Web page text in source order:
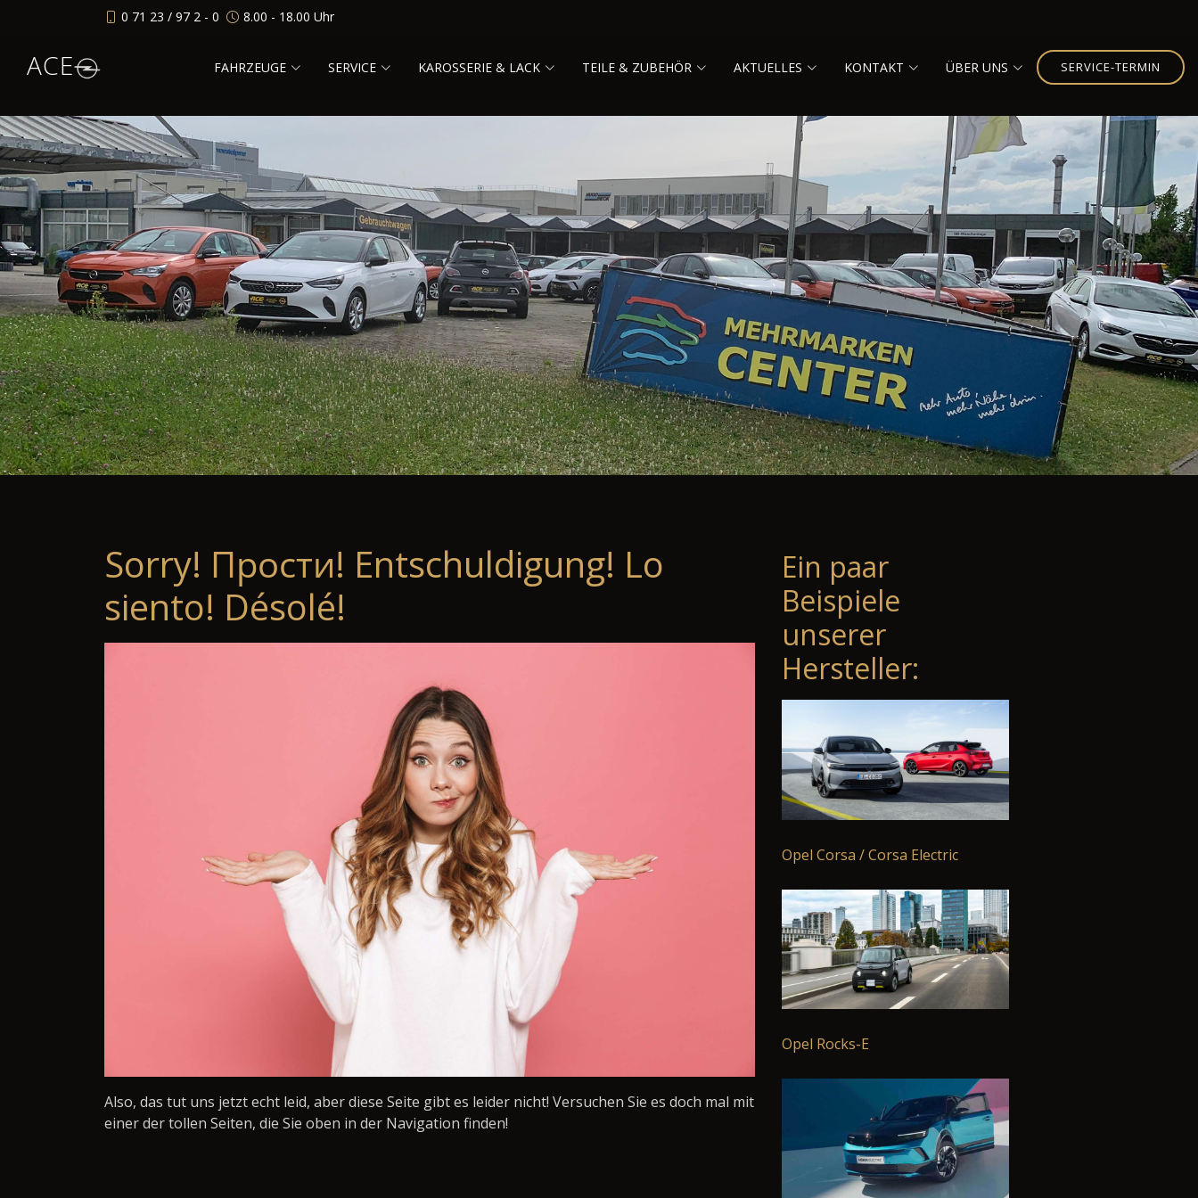
0 71 23 / 97 2 - 0 8.00 - 18.00 Uhr
ACE FAHRZEUGE SERVICE KAROSSERIE & LACK TEILE & ZUBEHÖR AKTUELLES KONTAKT ÜBER UNS SERVICE-TERMIN
Sorry! Прости! Entschuldigung! Lo
siento! Désolé!
Also, das tut uns jetzt echt leid, aber diese Seite gibt es leider nicht! Versuchen Sie es doch mal mit
einer der tollen Seiten, die Sie oben in der Navigation finden!
Ein paar
Beispiele
unserer
Hersteller:
Opel Corsa / Corsa Electric
Opel Rocks-E